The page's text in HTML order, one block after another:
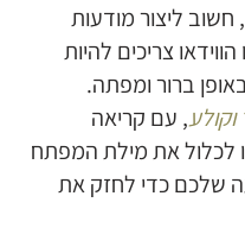
ליצור מודעות
צריכים להיות
ברור ומפתה.
, עם קריאה
שלכם כדי לחזק את